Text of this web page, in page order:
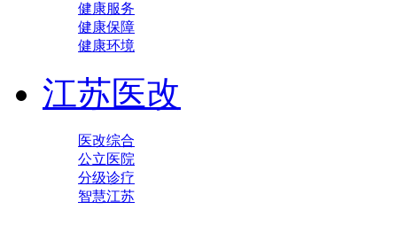
健康服务
健康保障
健康环境
江苏医改
医改综合
公立医院
分级诊疗
智慧江苏